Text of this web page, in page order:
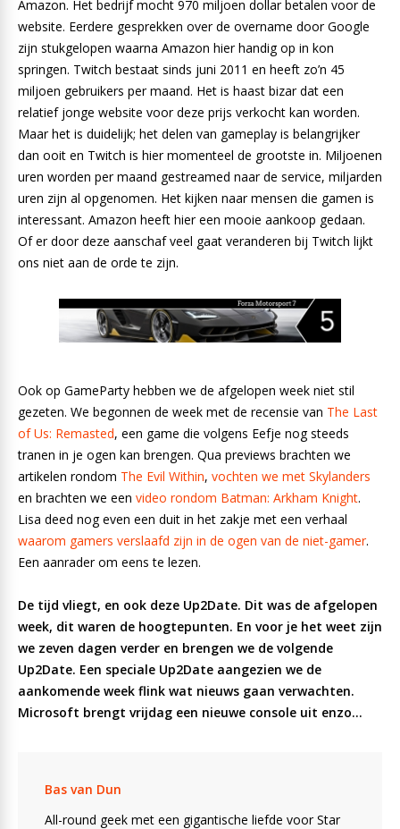
Amazon. Het bedrijf mocht 970 miljoen dollar betalen voor de
website. Eerdere gesprekken over de overname door Google
zijn stukgelopen waarna Amazon hier handig op in kon
springen. Twitch bestaat sinds juni 2011 en heeft zo’n 45
miljoen gebruikers per maand. Het is haast bizar dat een
relatief jonge website voor deze prijs verkocht kan worden.
Maar het is duidelijk; het delen van gameplay is belangrijker
dan ooit en Twitch is hier momenteel de grootste in. Miljoenen
uren worden per maand gestreamed naar de service, miljarden
uren zijn al opgenomen. Het kijken naar mensen die gamen is
interessant. Amazon heeft hier een mooie aankoop gedaan.
Of er door deze aanschaf veel gaat veranderen bij Twitch lijkt
ons niet aan de orde te zijn.
Ook op GameParty hebben we de afgelopen week niet stil
gezeten. We begonnen de week met de recensie van The Last
of Us: Remasted, een game die volgens Eefje nog steeds
tranen in je ogen kan brengen. Qua previews brachten we
artikelen rondom The Evil Within, vochten we met Skylanders
en brachten we een video rondom Batman: Arkham Knight.
Lisa deed nog even een duit in het zakje met een verhaal
waarom gamers verslaafd zijn in de ogen van de niet-gamer.
Een aanrader om eens te lezen.
De tijd vliegt, en ook deze Up2Date. Dit was de afgelopen
week, dit waren de hoogtepunten. En voor je het weet zijn
we zeven dagen verder en brengen we de volgende
Up2Date. Een speciale Up2Date aangezien we de
aankomende week flink wat nieuws gaan verwachten.
Microsoft brengt vrijdag een nieuwe console uit enzo…
Bas van Dun
All-round geek met een gigantische liefde voor Star